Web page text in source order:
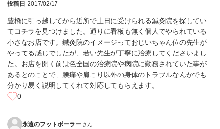
投稿日 2017/02/17
豊橋に引っ越してから近所で土日に受けられる鍼灸院を探してい
てコチラを見つけました。通りに看板も無く個人でやられている
小さなお店です。鍼灸院のイメージっておじいちゃん位の先生が
やってる感じでしたが、若い先生が丁寧に治療してくださいまし
た。お店を開く前は色全国の治療院や病院に勤務されていた事が
あるとのことで、腰痛や肩こり以外の身体のトラブルなんかでも
分かり易く説明してくれて対応してもらえます。
0
永遠のフットボーラー さん